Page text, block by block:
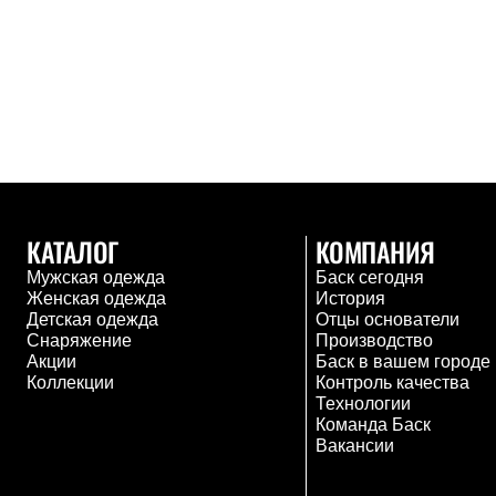
Комбинезоны
Снаряжение
Палатки и тенты
Палатки
Тенты
Аксессуары для палаток
Рюкзаки
Экспедиционные
Легкоходные
КАТАЛОГ
Мужская одежда
Женская одежда
Детская одежда
Снаряжение
Акции
Коллекции
КОМПАНИЯ
Баск сегодня
История
Отцы основатели
Производство
Баск в вашем городе
Контроль качества
Технологии
Команда Баск
Вакансии